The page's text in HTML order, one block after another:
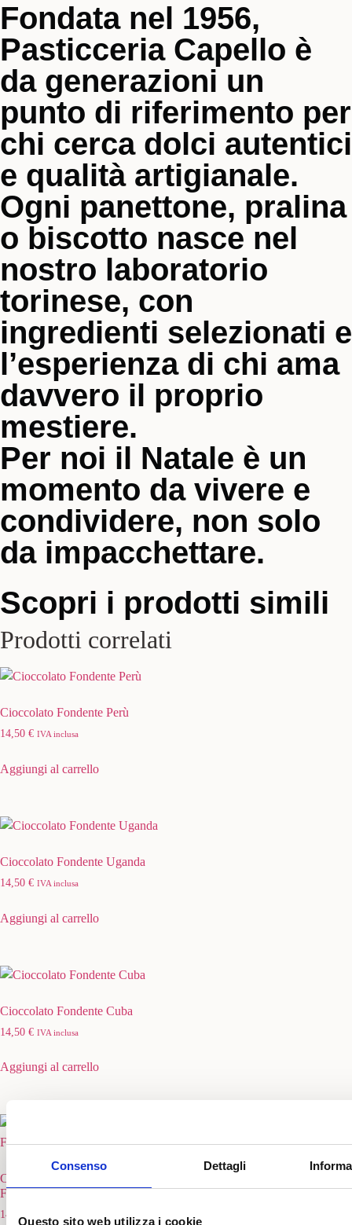
Consenso Dettagli
Questo sito web utilizza i cookie
Fondata nel 1956,
Pasticceria Capello è
da generazioni un
punto di riferimento per
chi cerca dolci autentici
e qualità artigianale.
Ogni panettone, pralina
o biscotto nasce nel
nostro laboratorio
torinese, con
ingredienti selezionati e
l’esperienza di chi ama
davvero il proprio
mestiere.
Per noi il Natale è un
momento da vivere e
condividere, non solo
da impacchettare.
Scopri i prodotti simili
Prodotti correlati
Cioccolato Fondente Perù
14,50 € IVA inclusa
Aggiungi al carrello
Cioccolato Fondente Uganda
14,50 € IVA inclusa
Aggiungi al carrello
Cioccolato Fondente Cuba
14,50 € IVA inclusa
Aggiungi al carrello
Cioccolato Bianco al Passion
Fruit
14,50